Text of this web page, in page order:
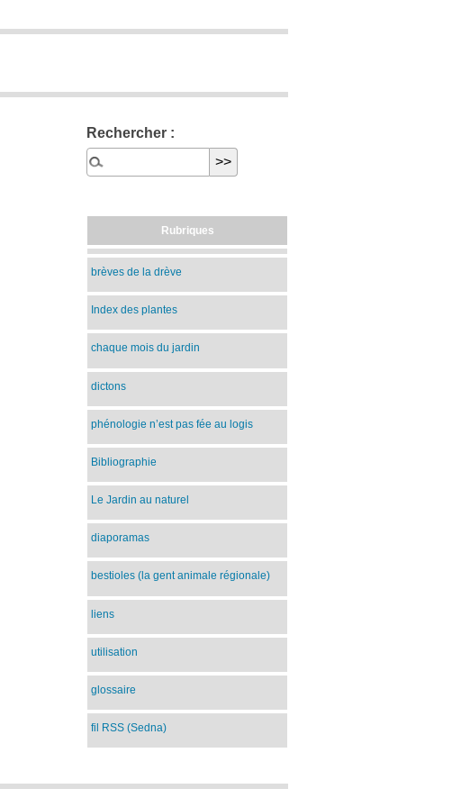
Rechercher :
Rubriques
brèves de la drève
Index des plantes
chaque mois du jardin
dictons
phénologie n’est pas fée au logis
Bibliographie
Le Jardin au naturel
diaporamas
bestioles (la gent animale régionale)
liens
utilisation
glossaire
fil RSS (Sedna)